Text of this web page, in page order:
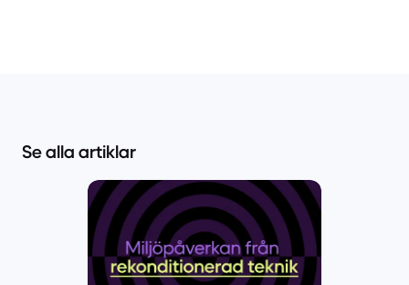
Se alla artiklar